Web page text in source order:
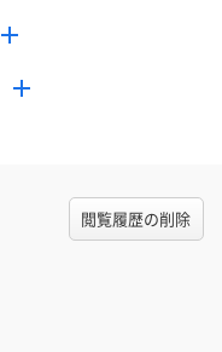
閲覧履歴の削除